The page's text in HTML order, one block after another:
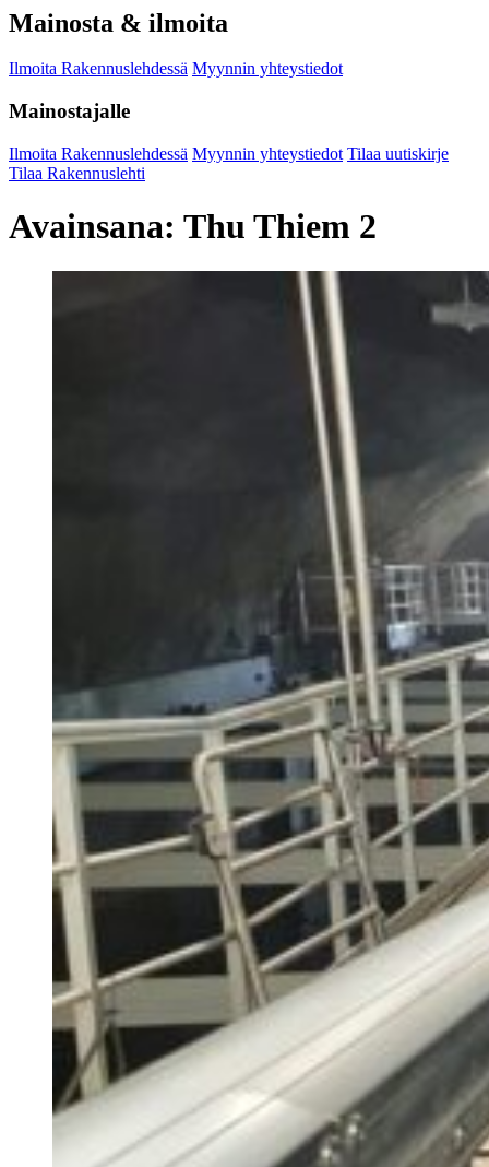
Mainosta & ilmoita
Ilmoita Rakennuslehdessä Myynnin yhteystiedot
Mainostajalle
Ilmoita Rakennuslehdessä Myynnin yhteystiedot Tilaa uutiskirje
Tilaa Rakennuslehti
Avainsana: Thu Thiem 2